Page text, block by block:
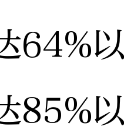
64%
85%